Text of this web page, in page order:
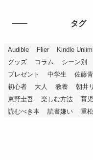
タグ
Audible Flier Kindle
グッズ
コラム シーン別
プレゼント
中学生 佐藤
初心者
大人 教養 朝井
東野圭吾
楽しむ方法 育
読むべき本
読書嫌い 重